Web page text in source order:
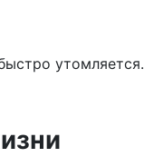
утомляется.